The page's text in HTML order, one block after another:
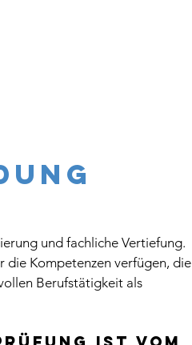
und fachliche Vertiefung.
die Kompetenzen verfügen, die
Berufstätigkeit als